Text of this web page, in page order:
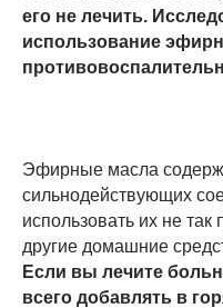
его не лечить.
использование
Эфирные масла
сильнодействующих
использовать их не так
другие домашние
Если вы лечите
всего добавлять в